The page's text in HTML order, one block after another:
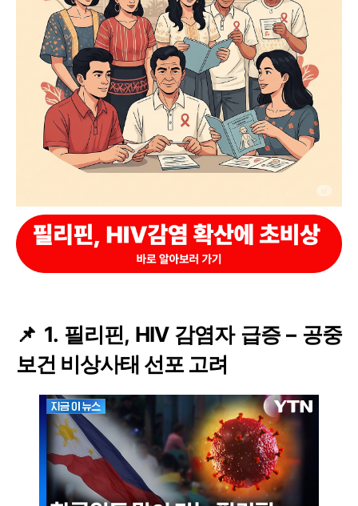
📌 1. 필리핀, HIV 감염자 급증 – 공중
보건 비상사태 선포 고려